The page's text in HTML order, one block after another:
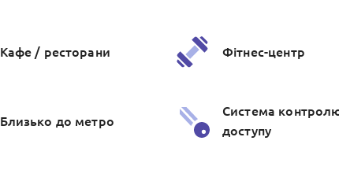
Кафе / ресторани Фітнес-центр
Близько до метро
Система
доступу